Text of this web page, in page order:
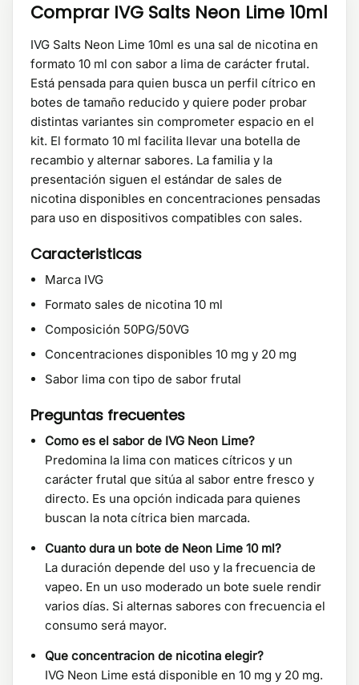
Comprar IVG Salts Neon Lime 10ml
IVG Salts Neon Lime 10ml es una sal de nicotina en
formato 10 ml con sabor a lima de carácter frutal.
Está pensada para quien busca un perfil cítrico en
botes de tamaño reducido y quiere poder probar
distintas variantes sin comprometer espacio en el
kit. El formato 10 ml facilita llevar una botella de
recambio y alternar sabores. La familia y la
presentación siguen el estándar de sales de
nicotina disponibles en concentraciones pensadas
para uso en dispositivos compatibles con sales.
Caracteristicas
Marca IVG
Formato sales de nicotina 10 ml
Composición 50PG/50VG
Concentraciones disponibles 10 mg y 20 mg
Sabor lima con tipo de sabor frutal
Preguntas frecuentes
Como es el sabor de IVG Neon Lime?
Predomina la lima con matices cítricos y un
carácter frutal que sitúa al sabor entre fresco y
directo. Es una opción indicada para quienes
buscan la nota cítrica bien marcada.
Cuanto dura un bote de Neon Lime 10 ml?
La duración depende del uso y la frecuencia de
vapeo. En un uso moderado un bote suele rendir
varios días. Si alternas sabores con frecuencia el
consumo será mayor.
Que concentracion de nicotina elegir?
IVG Neon Lime está disponible en 10 mg y 20 mg.